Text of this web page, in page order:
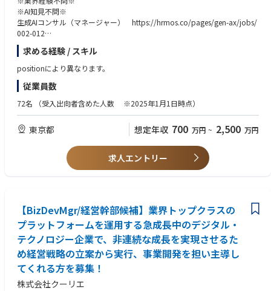
・新製品を販売・提供するための事業部に向けたデリバリー活動
・プライシングルールの設計
・機能アップデートの発信
【求める人物像】
・Helpfeelのビジョンやバリューに共感する方
・チームメンバーや他部署のメンバーと協業できるコミュニケーション能
力がある方
・スピード感を持ち、会社の変化を楽しめる方
・常にアウトカムを意識して業務に臨める方
社員インタビュー記事もあるのでぜひご覧ください。
https://note.helpfeel.com/n/ndef80ca47829
https://note.helpfeel.com/n/nf0c82a8a416a
※AI知見不問※
生成AIコンサル（マネージャー） https://hrmos.co/pages/gen-ax/jobs/
002-012
生成AIコンサル（スタッフ） https://hrmos.co/pages/gen-ax/jobs/002-
011
■募集背景
現在コンサル組織5名
取引先の大手クライアント30社超え、外部委託サービスを利用しながら進
めているので、一緒にクライアントの課題解決をしていただける方を採用
元外資大手戦略コンサル：ＡＩの専門性を身に着けたい、組織立ち上げを
元BIG4シニアマネージャー：AIをやりたい、デロイトで新しいテクノロジ
ー領域メタバースもやっていた、
元大手外資総合系コンサルファーム若手：コンサルのPOCどまりが多く、
最後までプロダクトを提供していきたい
インタビュー記事：https://note.com/gen_ax/n/nd30155c9a953
【ABOUT US】https://www.gen-ax.co.jp/aboutus/
自立に自律を融合し、次の“流れ”を生成する ー
求める経験 / スキル
positionにより異なります。
従業員数
72名 （受入出向者含めた人数 ※2025年1月1日時点）
東京都 想定年収 700 万円 ~ 2,500 万円
求人エントリー
【BizDevMgr/経営幹部候補】業界トップクラスの
プラットフォームを運用する急成長中のデジタル・
テクノロジー企業で、非連続な成長を実現させるた
め経営戦略の立案から実行、事業開発を担い主導し
てくれる方を募集！
株式会社クーリエ